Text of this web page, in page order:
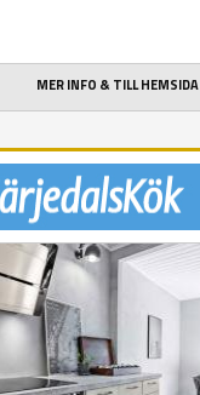
MER INFO & TILL HEMSIDA